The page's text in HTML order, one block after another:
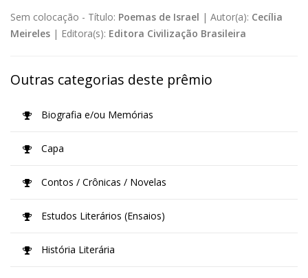
Sem colocação - Título: Poemas de Israel | Autor(a): Cecília
Meireles | Editora(s): Editora Civilização Brasileira
Outras categorias deste prêmio
Biografia e/ou Memórias
Capa
Contos / Crônicas / Novelas
Estudos Literários (Ensaios)
História Literária